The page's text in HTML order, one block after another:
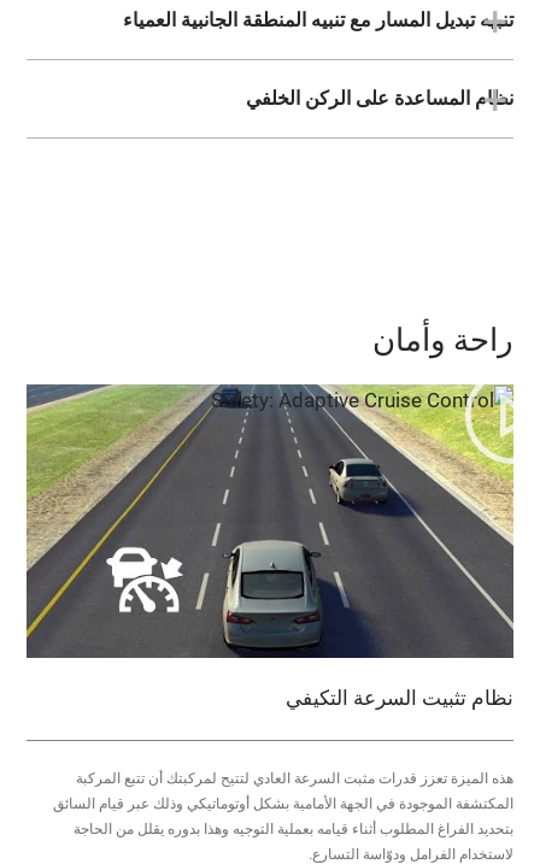
تنبيه تبديل المسار مع تنبيه المنطقة الجانبية العمياء
نظام المساعدة على الركن الخلفي
راحة وأمان
نظام تثبيت السرعة التكيفي
هذه الميزة تعزز قدرات مثبت السرعة العادي لتتيح لمركبتك أن تتبع المركبة
المكتشفة الموجودة في الجهة الأمامية بشكل أوتوماتيكي وذلك عبر قيام السائق
بتحديد الفراغ المطلوب أثناء قيامه بعملية التوجيه وهذا بدوره يقلل من الحاجة
لاستخدام الفرامل ودوّاسة التسارع.